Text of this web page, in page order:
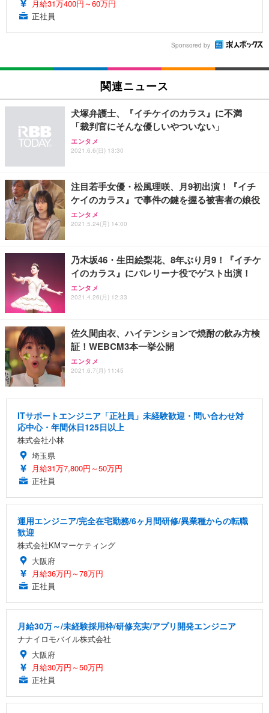
月給31万400円～60万円
正社員
Sponsored by
関連ニュース
犬塚弁護士、『イチケイのカラス』に不満
「裁判官にそんな優しいやついない」
エンタメ
2021.6.6(日) 13:30
注目若手女優・松風理咲、月9初出演！『イチ
ケイのカラス』で事件の鍵を握る被害者の娘役
エンタメ
2021.5.24(月) 14:00
乃木坂46・生田絵梨花、8年ぶり月9！『イチケ
イのカラス』にバレリーナ役でゲスト出演！
エンタメ
2021.4.26(月) 12:33
佐久間由衣、ハイテンションで焼酎の飲み方検
証！WEBCM3本一挙公開
エンタメ
2021.6.7(月) 11:45
ITサポートエンジニア「正社員」未経験歓迎・問い合わせ対
応中心・年間休日125日以上
株式会社小林
埼玉県
月給31万7,800円～50万円
正社員
運用エンジニア/完全在宅勤務/6ヶ月間研修/異業種からの転職
歓迎
株式会社KMマーケティング
大阪府
月給36万円～78万円
正社員
月給30万～/未経験採用枠/研修充実/アプリ開発エンジニア
ナナイロモバイル株式会社
大阪府
月給30万円～50万円
正社員